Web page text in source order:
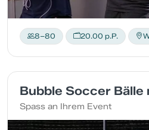
8–80 20.00 p.P.
Bubble Soccer Bälle
Spass an Ihrem Event